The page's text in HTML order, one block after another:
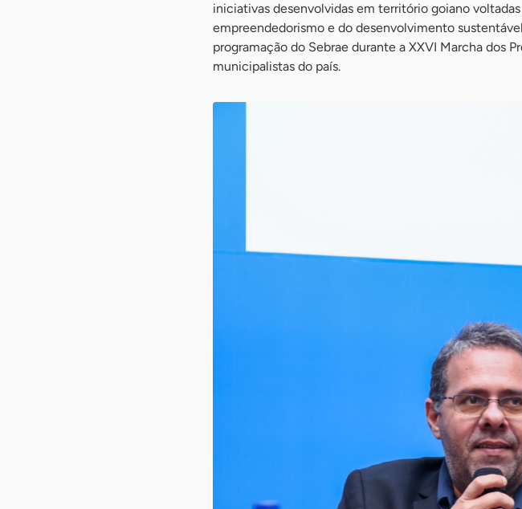
iniciativas desenvolvidas em território goiano
empreendedorismo e do desenvolvimento
programação do Sebrae durante a XXVI Marcha dos
municipalistas do país.